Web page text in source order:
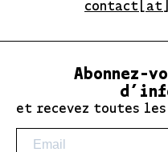
Abonnez-
et recevez toutes